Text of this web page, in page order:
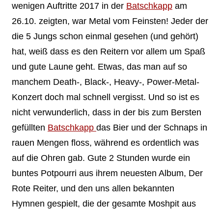
wenigen Auftritte 2017 in der Batschkappam
26.10. zeigten, war Metal vom Feinsten! Jeder der
die 5 Jungs schon einmal gesehen (und gehört)
hat, weiß dass es den Reitern vor allem um Spaß
und gute Laune geht. Etwas, das man auf so
manchem Death-, Black-, Heavy-, Power-Metal-
Konzert doch mal schnell vergisst. Und so ist es
nicht verwunderlich, dass in der bis zum Bersten
gefüllten Batschkapp das Bier und der Schnaps in
rauen Mengen floss, während es ordentlich was
auf die Ohren gab. Gute 2 Stunden wurde ein
buntes Potpourri aus ihrem neuesten Album, Der
Rote Reiter, und den uns allen bekannten
Hymnen gespielt, die der gesamte Moshpit aus